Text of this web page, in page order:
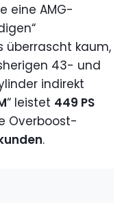
eine AMG-
überrascht kaum,
43- und
indirekt
“ leistet 449 PS
Overboost-
.